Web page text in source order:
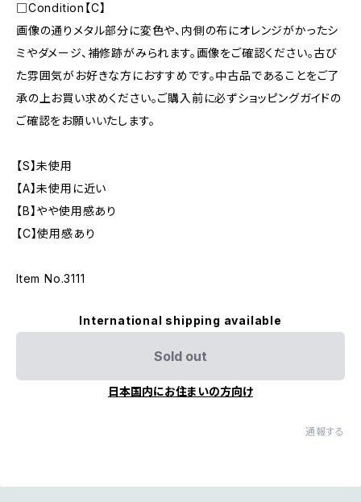
□Condition【C】
画像の通りメタル部分に変色や、内側の布にオレンジがかったシ
ミやダメージ、補修跡がみられます。画像をご確認ください。古び
た雰囲気がお好きな方におすすめです。中古品であることをご了
承の上お買い求めください。ご購入前に必ずショッピングガイドの
ご確認をお願いいたします。
【S】未使用
【A】未使用に近い
【B】やや使用感あり
【C】使用感あり
Item No.3111
International shipping available
Sold out
日本国内にお住まいの方向け
通報する